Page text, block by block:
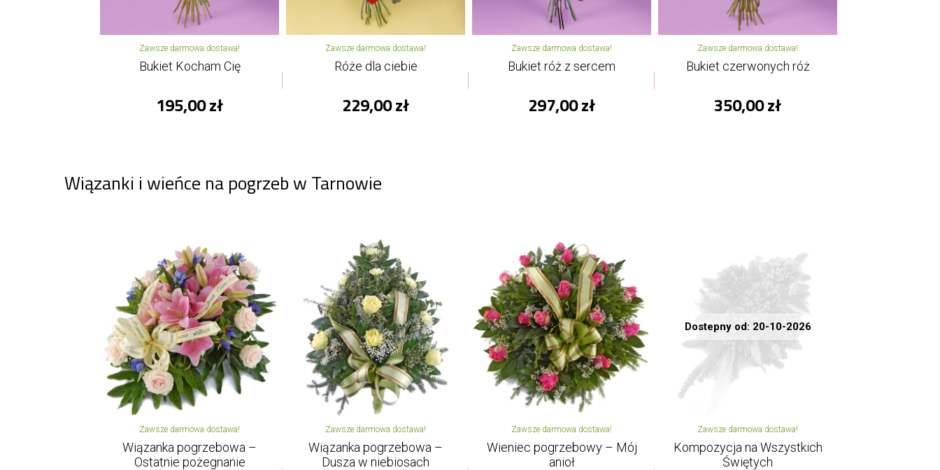
Zawsze darmowa dostawa!
Bukiet Kocham Cię
195,00 zł
Zawsze darmowa dostawa!
Róże dla ciebie
229,00 zł
Zawsze darmowa dostawa!
Bukiet róż z sercem
297,00 zł
Zawsze darmowa dostawa!
Bukiet czerwonych róż
350,00 zł
Wiązanki i wieńce na pogrzeb w Tarnowie
Zawsze darmowa dostawa!
Wiązanka pogrzebowa –
Ostatnie pożegnanie
Zawsze darmowa dostawa!
Wiązanka pogrzebowa –
Dusza w niebiosach
Zawsze darmowa dostawa!
Wieniec pogrzebowy – Mój
anioł
Dostepny od: 20-10-2026
Zawsze darmowa dostawa!
Kompozycja na Wszystkich
Świętych